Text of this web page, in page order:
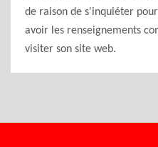
de raison de s'inquiéter
avoir les renseignements
visiter son site web.